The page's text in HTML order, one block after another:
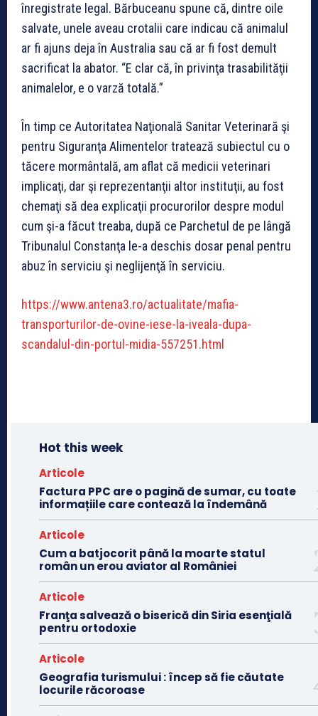
înregistrate legal. Bărbuceanu spune că, dintre oile
salvate, unele aveau crotalii care indicau că animalul
ar fi ajuns deja în Australia sau că ar fi fost demult
sacrificat la abator. “E clar că, în privinţa trasabilităţii
animalelor, e o varză totală.”
În timp ce Autoritatea Naţională Sanitar Veterinară şi
pentru Siguranţa Alimentelor tratează subiectul cu o
tăcere mormântală, am aflat că medicii veterinari
implicaţi, dar şi reprezentanţii altor instituţii, au fost
chemaţi să dea explicaţii procurorilor despre modul
cum şi-a făcut treaba, după ce Parchetul de pe lângă
Tribunalul Constanţa le-a deschis dosar penal pentru
abuz în serviciu şi neglijenţă în serviciu.
https://www.antena3.ro/actualitate/mafia-
transporturilor-de-ovine-iese-la-iveala-dupa-
scandalul-din-portul-midia-557251.html
Hot this week
Articole
Factura PPC are o pagină de sumar, cu toate
informațiile care contează la îndemână
Articole
Cum a batjocorit până la moarte statul
român un erou aviator al României
Articole
Franţa salvează o biserică din Siria esenţială
pentru ortodoxie
Articole
Geografia turismului : încep să fie căutate
locurile răcoroase